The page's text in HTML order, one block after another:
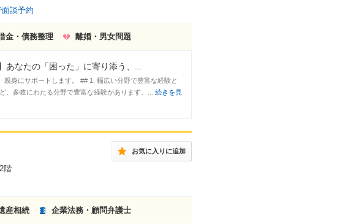
面談予約
金・債務整理 離婚・男女問題
あなたの「困った」に寄り添う、...
身にサポートします。 ## 1. 幅広い分野で豊富な経験と
、多岐にわたる分野で豊富な経験があります。... 続きを見
お気に入りに追加
階
産相続 企業法務・顧問弁護士